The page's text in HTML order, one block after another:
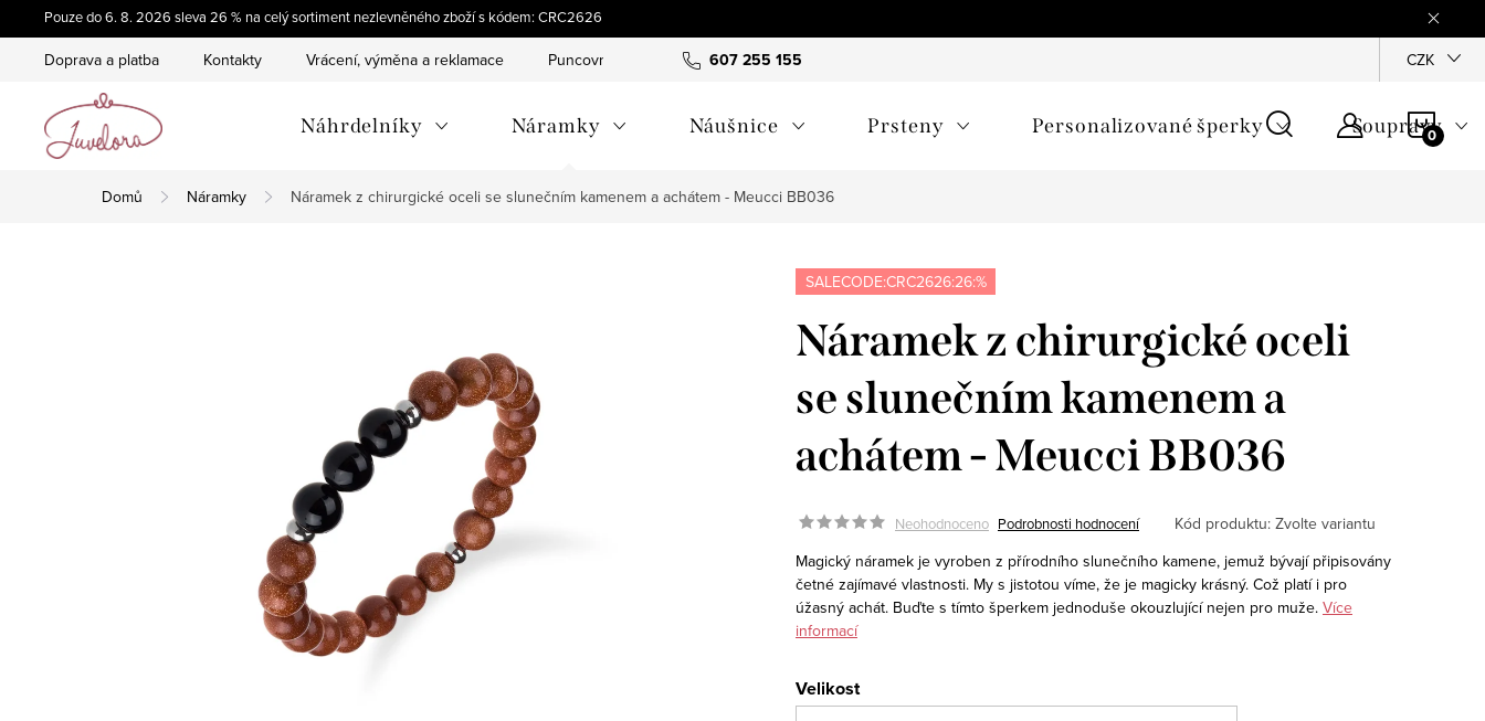
na
Pouze do 6. 8. 2026 sleva 26 % na celý sortiment nezlevněného zboží s kódem: CRC2626
607 255 155
Doprava a platba Kontakty Vrácení, výměna a reklamace Puncovní značky Hodnocení obchodu Jak
CZK
Náhrdelníky Náramky Náušnice Prsteny Personalizované šperky Soupravy
Domů Náramky Náramek z chirurgické oceli se slunečním kamenem a achátem - Meucci BB036
SALECODE:CRC2626:26:%
Náramek z chirurgické oceli
se slunečním kamenem a
achátem - Meucci BB036
Neohodnoceno Podrobnosti hodnocení Kód produktu: Zvolte variantu
Magický náramek je vyroben z přírodního slunečního kamene, jemuž bývají připisovány
četné zajímavé vlastnosti. My s jistotou víme, že je magicky krásný. Což platí i pro
úžasný achát. Buďte s tímto šperkem jednoduše okouzlující nejen pro muže. Více
informací
Velikost